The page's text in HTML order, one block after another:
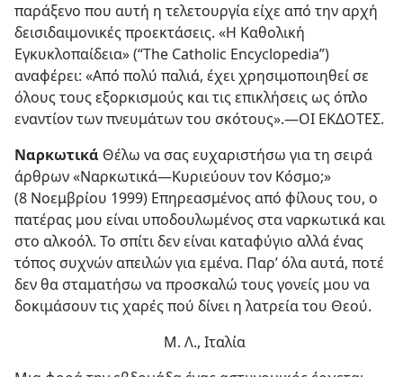
παράξενο που αυτή η τελετουργία είχε από την αρχή
δεισιδαιμονικές προεκτάσεις. «Η Καθολική
Εγκυκλοπαίδεια» (“The Catholic Encyclopedia”)
αναφέρει: «Από πολύ παλιά, έχει χρησιμοποιηθεί σε
όλους τους εξορκισμούς και τις επικλήσεις ως όπλο
εναντίον των πνευμάτων του σκότους».​—ΟΙ ΕΚΔΟΤΕΣ.
Ναρκωτικά
άρθρων «Ναρκωτικά​—Κυριεύουν τον Κόσμο;»
(8 Νοεμβρίου 1999) Επηρεασμένος από φίλους του, ο
πατέρας μου είναι υποδουλωμένος στα ναρκωτικά και
στο αλκοόλ. Το σπίτι δεν είναι καταφύγιο αλλά ένας
τόπος συχνών απειλών για εμένα. Παρ’ όλα αυτά, ποτέ
δεν θα σταματήσω να προσκαλώ τους γονείς μου να
δοκιμάσουν τις χαρές πού δίνει η λατρεία του Θεού.
Μ. Λ., Ιταλία